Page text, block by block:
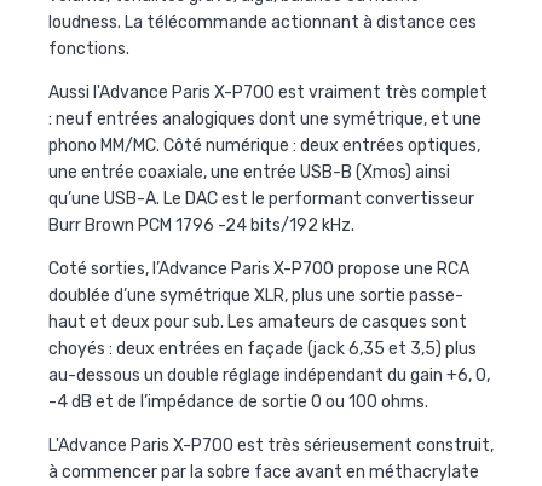
loudness. La télécommande actionnant à distance ces
fonctions.
Aussi l'Advance Paris X-P700 est vraiment très complet
: neuf entrées analogiques dont une symétrique, et une
phono MM/MC. Côté numérique : deux entrées optiques,
une entrée coaxiale, une entrée USB-B (Xmos) ainsi
qu’une USB-A. Le DAC est le performant convertisseur
Burr Brown PCM 1796 -24 bits/192 kHz.
Coté sorties, l’Advance Paris X-P700 propose une RCA
doublée d’une symétrique XLR, plus une sortie passe-
haut et deux pour sub. Les amateurs de casques sont
choyés : deux entrées en façade (jack 6,35 et 3,5) plus
au-dessous un double réglage indépendant du gain +6, 0,
-4 dB et de l’impédance de sortie 0 ou 100 ohms.
L'Advance Paris X-P700 est très sérieusement construit,
à commencer par la sobre face avant en méthacrylate